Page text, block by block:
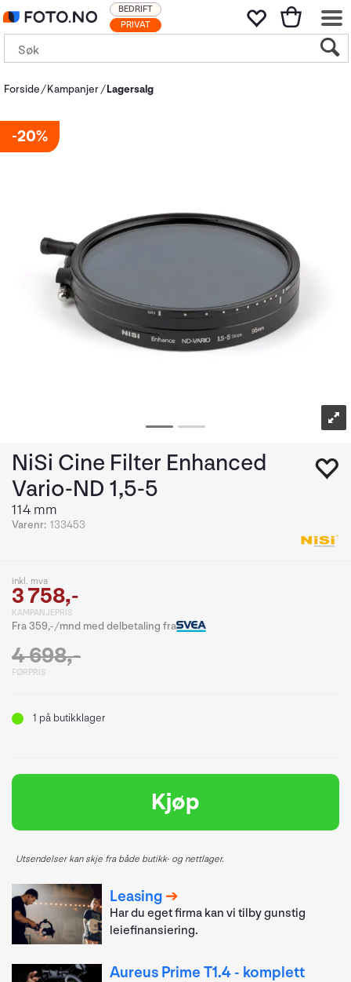
PRIVAT
BEDRIFT
Forside Kampanjer Lagersalg
20%
NiSi Cine Filter Enhanced
Vario-ND 1,5-5
114 mm
Varenr: 133453
inkl. mva
3 758,-
KAMPANJEPRIS
Fra 359,-/mnd med delbetaling fra
4 698,-
FØRPRIS
1 på butikklager
Kjøp
Utsendelser kan skje fra både butikk- og nettlager.
Leasing
Har du eget firma kan vi tilby gunstig
leiefinansiering.
Aureus Prime T1.4 - komplett